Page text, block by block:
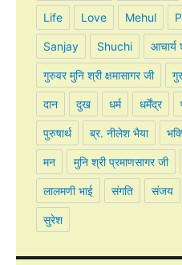
Life Love Mehul
Sanjay Shuchi आचार्य
गुरुवर मुनि श्री क्षमासागर जी
दान दुख धर्म धर्मेंद्र
पुरुषार्थ ब्र. नीलेश भैया
मन मुनि श्री प्रमाणसागर जी
लालमणी भाई संगति संजय
सुरेश